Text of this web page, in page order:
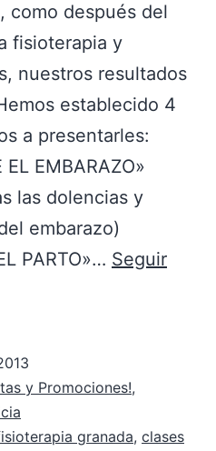
como después del
fisioterapia y
nuestros resultados
establecido 4
a presentarles:
EL EMBARAZO»
las dolencias y
embarazo)
PARTO»… Seguir
y Promociones!,
granada, clases